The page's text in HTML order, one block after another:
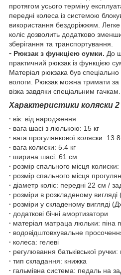
протягом усього терміну
передні колеса із системою
використання бездоріжжям.
коліс дозволить додатково
зберігання та транспортування.
⁃ Рюкзак з функцією сумки. До
практичний рюкзак із функцією
Матеріал рюкзака був
вологи. Рюкзак можна тримати за
візка завдяки спеціальним гачкам.
Характеристики коляски 2
𐤟 вік: від народження
𐤟 вага шасі з люлькою: 15 кг
𐤟 вага прогулянкової коляски: 13.8
𐤟 вага колиски: 5.4 кг
𐤟 ширина шасі: 61 см
𐤟 розмір спального місця
𐤟 розмір спального місця
𐤟 діаметр коліс: передні 22 см /
𐤟 розміри в розкладеному
𐤟 розміри у складеному вигляді
𐤟 додаткові бічні амортизатори
𐤟 матеріал матраца люльки: піна
𐤟 водовідштовхувальне
𐤟 колеса: гелеві
𐤟 регулювання батьківської
𐤟 тип складання: книжка
𐤟 гальмівна система: педаль на